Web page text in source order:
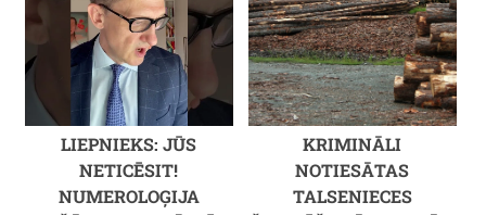
LIEPNIEKS: JŪS
NETICĒSIT!
NUMEROLOĢIJA
KRIMINĀLI
NOTIESĀTAS
TALSENIECES